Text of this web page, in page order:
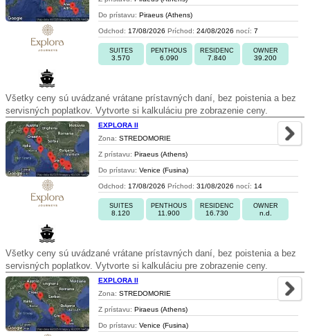
Do prístavu: Piraeus (Athens)
Odchod: 17/08/2026 Príchod: 24/08/2026 nocí: 7
SUITES
3.570
PENTHOUS
6.090
RESIDENC
7.840
OWNER
39.200
Všetky ceny sú uvádzané vrátane prístavných daní, bez poistenia a bez
servisných poplatkov. Vytvorte si kalkuláciu pre zobrazenie ceny.
EXPLORA II
Zona: STREDOMORIE
Z prístavu: Piraeus (Athens)
Do prístavu: Venice (Fusina)
Odchod: 17/08/2026 Príchod: 31/08/2026 nocí: 14
SUITES
8.120
PENTHOUS
11.900
RESIDENC
16.730
OWNER
n.d.
Všetky ceny sú uvádzané vrátane prístavných daní, bez poistenia a bez
servisných poplatkov. Vytvorte si kalkuláciu pre zobrazenie ceny.
EXPLORA II
Zona: STREDOMORIE
Z prístavu: Piraeus (Athens)
Do prístavu: Venice (Fusina)